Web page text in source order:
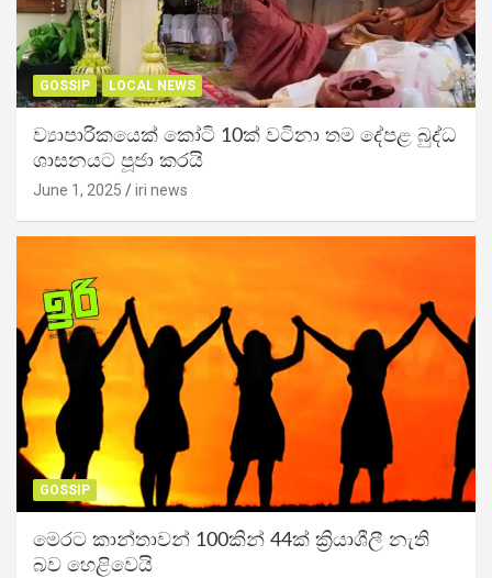
GOSSIP LOCAL NEWS
ව්‍යාපාරිකයෙක් කෝටි 10ක් වටිනා තම දේපළ බුද්ධ
ශාසනයට පූජා කරයි
June 1, 2025 iri news
GOSSIP
මෙරට කාන්තාවන් 100කින් 44ක් ක්‍රියාශීලී නැති
බව හෙළිවෙයි